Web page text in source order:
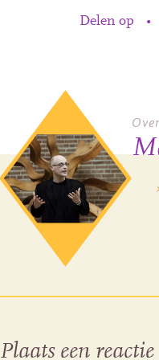
Delen op •
Plaats een reactie